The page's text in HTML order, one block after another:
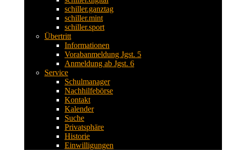
schiller.ganztag
schiller.mint
schiller.sport
Übertritt
Informationen
Vorabanmeldung Jgst. 5
Anmeldung ab Jgst. 6
Service
Schulmanager
Nachhilfebörse
Kontakt
Kalender
Suche
Privatsphäre
Historie
Einwilligungen